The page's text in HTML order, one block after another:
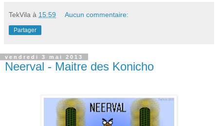
TekVila à 15:59 Aucun commentaire:
Partager
vendredi 3 mai 2013
Neerval - Maitre des Konicho